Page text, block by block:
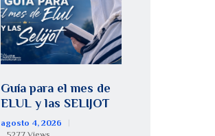
Guía para el mes de
ELUL y las SELIJOT
agosto 4, 2026